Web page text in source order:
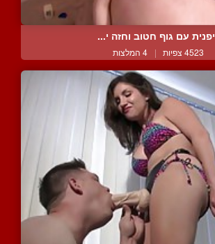
יפנית עם גוף חטוב וחזה י...
4523 צפיות | 4 המלצות